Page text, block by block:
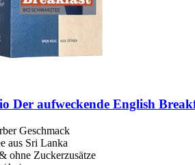
Der aufweckende English
Geschmack
aus Sri Lanka
ohne Zuckerzusätze